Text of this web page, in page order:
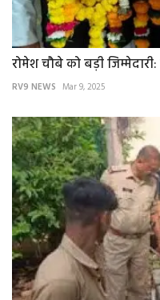
रोमेश चौबे को बड़ी
RV9 NEWS Mar 9, 2025